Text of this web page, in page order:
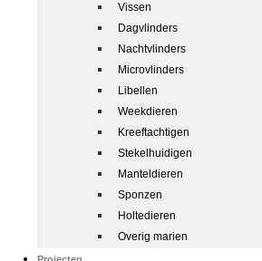
Vissen
Dagvlinders
Nachtvlinders
Microvlinders
Libellen
Weekdieren
Kreeftachtigen
Stekelhuidigen
Manteldieren
Sponzen
Holtedieren
Overig marien